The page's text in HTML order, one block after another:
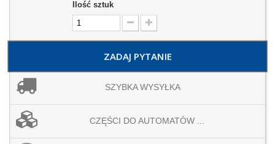
Ilość sztuk
ZADAJ PYTANIE
SZYBKA WYSYŁKA
CZĘŚCI DO AUTOMATÓW ...